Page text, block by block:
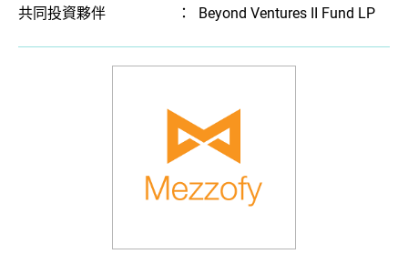
共同投資夥伴
： Beyond Ventures II Fund LP